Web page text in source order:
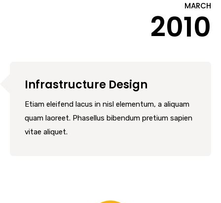
MARCH
2010
Infrastructure Design
Etiam eleifend lacus in nisl elementum, a aliquam
quam laoreet. Phasellus bibendum pretium sapien
vitae aliquet.